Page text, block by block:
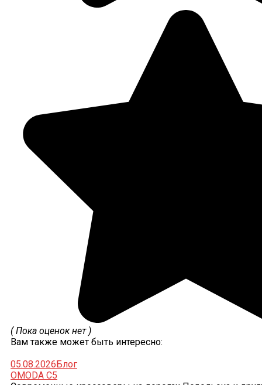
( Пока оценок нет )
Вам также может быть интересно:
05.08.2026Блог
OMODA C5